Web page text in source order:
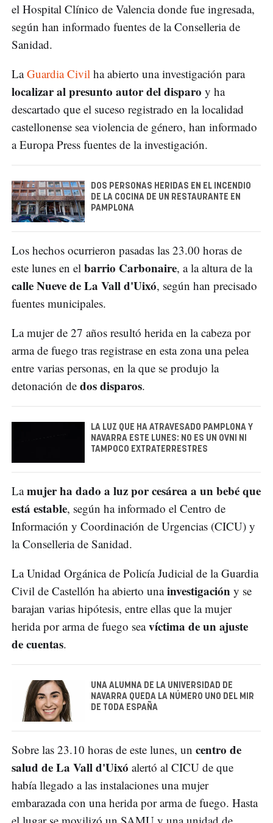
el Hospital Clínico de Valencia donde fue ingresada,
según han informado fuentes de la Conselleria de
Sanidad.
LaGuardia Civil ha abierto una investigación para
localizar al presunto autor del disparo y ha
descartado que el suceso registrado en la localidad
castellonense sea violencia de género, han informado
a Europa Press fuentes de la investigación.
DOS PERSONAS HERIDAS EN EL INCENDIO
DE LA COCINA DE UN RESTAURANTE EN
PAMPLONA
Los hechos ocurrieron pasadas las 23.00 horas de
este lunes en el barrio Carbonaire, a la altura de la
calle Nueve de La Vall d'Uixó, según han precisado
fuentes municipales.
La mujer de 27 años resultó herida en la cabeza por
arma de fuego tras registrase en esta zona una pelea
entre varias personas, en la que se produjo la
detonación de dos disparos.
LA LUZ QUE HA ATRAVESADO PAMPLONA Y
NAVARRA ESTE LUNES: NO ES UN OVNI NI
TAMPOCO EXTRATERRESTRES
Lamujer ha dado a luz por cesárea a un bebé que
está estable, según ha informado el Centro de
Información y Coordinación de Urgencias (CICU) y
la Conselleria de Sanidad.
La Unidad Orgánica de Policía Judicial de la Guardia
Civil de Castellón ha abierto unainvestigación y se
barajan varias hipótesis, entre ellas que la mujer
herida por arma de fuego seavíctima de un ajuste
de cuentas.
UNA ALUMNA DE LA UNIVERSIDAD DE
NAVARRA QUEDA LA NÚMERO UNO DEL MIR
DE TODA ESPAÑA
Sobre las 23.10 horas de este lunes, un centro de
salud de La Vall d'Uixó alertó al CICU de que
había llegado a las instalaciones una mujer
embarazada con una herida por arma de fuego. Hasta